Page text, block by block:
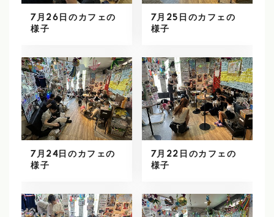
7月26日のカフェの
様子
7月25日のカフェの
様子
7月24日のカフェの
様子
7月22日のカフェの
様子